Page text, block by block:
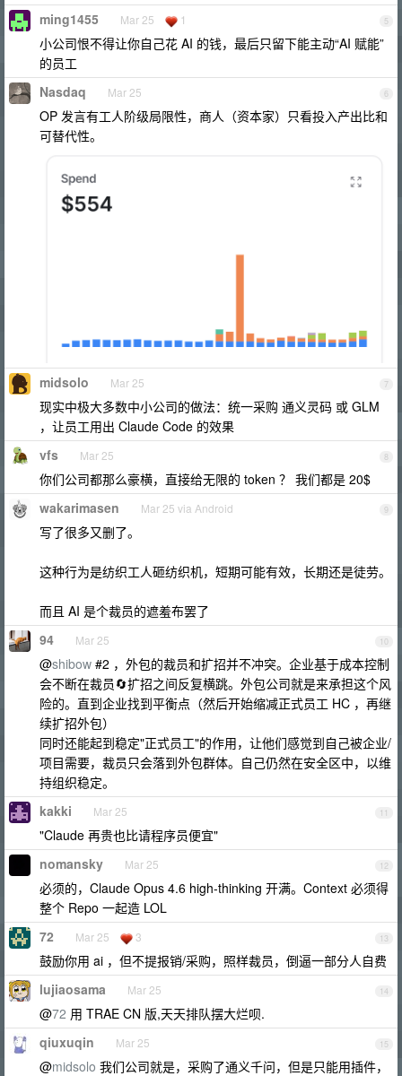
5
ming1455 Mar 25 1
小公司恨不得让你自己花 AI 的钱，最后只留下能主动“AI 赋能”
的员工
6
Nasdaq Mar 25
OP 发言有工人阶级局限性，商人（资本家）只看投入产出比和
可替代性。
7
midsolo Mar 25
现实中极大多数中小公司的做法：统一采购 通义灵码 或 GLM
，让员工用出 Claude Code 的效果
8
vfs Mar 25
你们公司都那么豪横，直接给无限的 token ？ 我们都是 20$
9
wakarimasen Mar 25 via Android
写了很多又删了。
这种行为是纺织工人砸纺织机，短期可能有效，长期还是徒劳。
而且 AI 是个裁员的遮羞布罢了
10
94 Mar 25
@shibow #2 ，外包的裁员和扩招并不冲突。企业基于成本控制
会不断在裁员🔄扩招之间反复横跳。外包公司就是来承担这个风
险的。直到企业找到平衡点（然后开始缩减正式员工 HC ，再继
续扩招外包）
同时还能起到稳定"正式员工"的作用，让他们感觉到自己被企业/
项目需要，裁员只会落到外包群体。自己仍然在安全区中，以维
持组织稳定。
11
kakki Mar 25
"Claude 再贵也比请程序员便宜"
12
nomansky Mar 25
必须的，Claude Opus 4.6 high-thinking 开满。Context 必须得
整个 Repo 一起造 LOL
13
72 Mar 25 3
鼓励你用 ai ，但不提报销/采购，照样裁员，倒逼一部分人自费
14
lujiaosama Mar 25
@72 用 TRAE CN 版,天天排队摆大烂呗.
15
qiuxuqin Mar 25
@midsolo 我们公司就是，采购了通义千问，但是只能用插件，